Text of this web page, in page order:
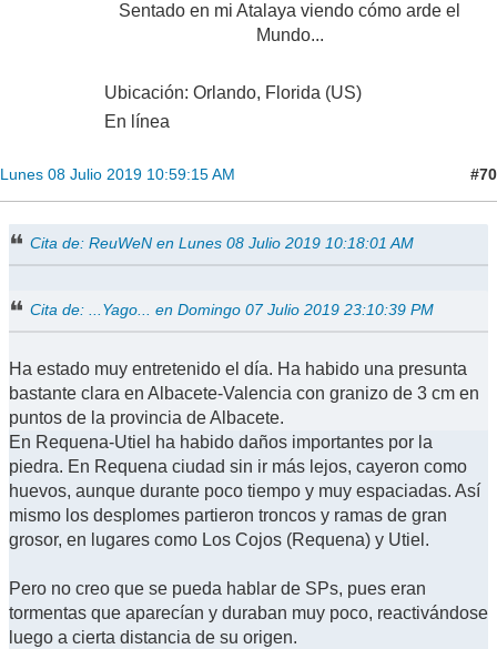
Sentado en mi Atalaya viendo cómo arde el
Mundo...
Ubicación: Orlando, Florida (US)
En línea
Lunes 08 Julio 2019 10:59:15 AM #70
Cita de: ReuWeN en Lunes 08 Julio 2019 10:18:01 AM
Cita de: ...Yago... en Domingo 07 Julio 2019 23:10:39 PM
Ha estado muy entretenido el día. Ha habido una presunta
bastante clara en Albacete-Valencia con granizo de 3 cm en
puntos de la provincia de Albacete.
En Requena-Utiel ha habido daños importantes por la
piedra. En Requena ciudad sin ir más lejos, cayeron como
huevos, aunque durante poco tiempo y muy espaciadas. Así
mismo los desplomes partieron troncos y ramas de gran
grosor, en lugares como Los Cojos (Requena) y Utiel.
Pero no creo que se pueda hablar de SPs, pues eran
tormentas que aparecían y duraban muy poco, reactivándose
luego a cierta distancia de su origen.